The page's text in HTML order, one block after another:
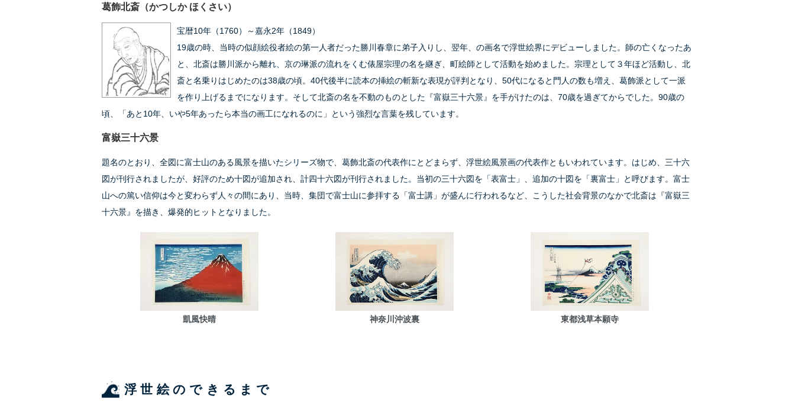
葛飾北斎（かつしか ほくさい）
宝暦10年（1760）～嘉永2年（1849）
19歳の時、当時の似顔絵役者絵の第一人者だった勝川春章に弟子入りし、翌年、の画名で浮世絵界にデビューしました。師の亡くなったあ
と、北斎は勝川派から離れ、京の琳派の流れをくむ俵屋宗理の名を継ぎ、町絵師として活動を始めました。宗理として３年ほど活動し、北
斎と名乗りはじめたのは38歳の頃。40代後半に読本の挿絵の斬新な表現が評判となり、50代になると門人の数も増え、葛飾派として一派
を作り上げるまでになります。そして北斎の名を不動のものとした『富嶽三十六景』を手がけたのは、70歳を過ぎてからでした。90歳の
頃、「あと10年、いや5年あったら本当の画工になれるのに」という強烈な言葉を残しています。
富嶽三十六景
題名のとおり、全図に富士山のある風景を描いたシリーズ物で、葛飾北斎の代表作にとどまらず、浮世絵風景画の代表作ともいわれています。はじめ、三十六
図が刊行されましたが、好評のため十図が追加され、計四十六図が刊行されました。当初の三十六図を「表富士」、追加の十図を「裏富士」と呼びます。富士
山への篤い信仰は今と変わらず人々の間にあり、当時、集団で富士山に参拝する「富士講」が盛んに行われるなど、こうした社会背景のなかで北斎は『富嶽三
十六景』を描き、爆発的ヒットとなりました。
凱風快晴 神奈川沖波裏 東都浅草本願寺
浮世絵のできるまで